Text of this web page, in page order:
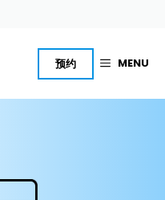
MENU
预约